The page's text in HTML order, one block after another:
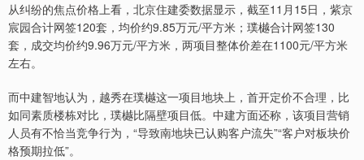
从纠纷的焦点价格上看，北京住建委数据显示，截至11月15日，紫京
宸园合计网签120套，均价约9.85万元/平方米；璞樾合计网签130
套，成交均价约9.96万元/平方米，两项目整体价差在1100元/平方米
左右。
而中建智地认为，越秀在璞樾这一项目地块上，首开定价不合理，比
如同素质楼栋对比，璞樾比隔壁项目低。中建方面还称，该项目营销
人员有不恰当竞争行为，“导致南地块已认购客户流失”“客户对板块价
格预期拉低”。